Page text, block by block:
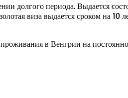
долгого периода. Выдается
виза выдается сроком на 10
в Венгрии на